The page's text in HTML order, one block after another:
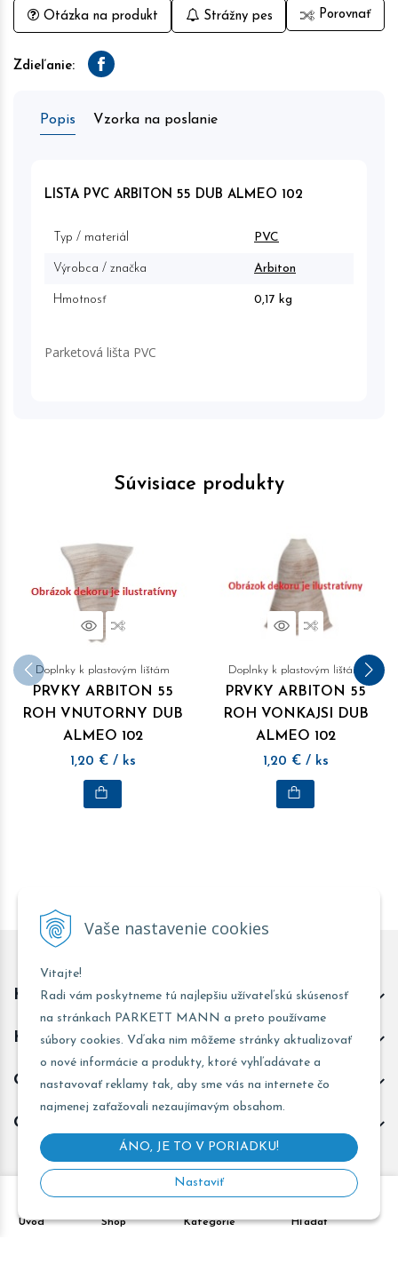
Vaše nastavenie cookies
Vitajte!
Radi vám poskytneme tú najlepšiu užívateľskú skúsenosť
na stránkach PARKETT MANN a preto používame
súbory cookies. Vďaka nim môžeme stránky aktualizovať
o nové informácie a produkty, ktoré vyhľadávate a
nastavovať reklamy tak, aby sme vás na internete čo
najmenej zaťažovali nezaujímavým obsahom.
ÁNO, JE TO V PORIADKU!
Nastaviť
Úvod Shop Kategórie Hľadať
Otázka na produkt Strážny pes Porovnať
Zdieľanie: Facebook
Popis Vzorka na poslanie
LISTA PVC ARBITON 55 DUB ALMEO 102
Typ / materiál PVC
Výrobca / značka Arbiton
Hmotnosť 0,17 kg
Parketová lišta PVC
Súvisiace produkty
NáhľadPorovnať
Doplnky k plastovým lištám
PRVKY ARBITON 55
ROH VNUTORNY DUB
ALMEO 102
1,20 € / ks
NáhľadPorovnať
Doplnky k plastovým lištám
PRVKY ARBITON 55
ROH VONKAJSI DUB
ALMEO 102
1,20 € / ks
Kontakt predajňa Trnava
Kontakt predajňa Žarnovica
Obchodné informácie
Odoberať novinky
e-shop Pohoda connector